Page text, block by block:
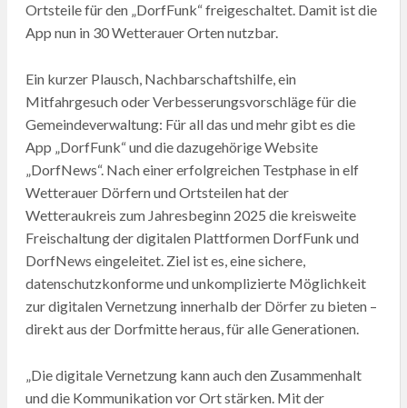
Ortsteile für den „DorfFunk“ freigeschaltet. Damit ist die
App nun in 30 Wetterauer Orten nutzbar.
Ein kurzer Plausch, Nachbarschaftshilfe, ein
Mitfahrgesuch oder Verbesserungsvorschläge für die
Gemeindeverwaltung: Für all das und mehr gibt es die
App „DorfFunk“ und die dazugehörige Website
„DorfNews“. Nach einer erfolgreichen Testphase in elf
Wetterauer Dörfern und Ortsteilen hat der
Wetteraukreis zum Jahresbeginn 2025 die kreisweite
Freischaltung der digitalen Plattformen DorfFunk und
DorfNews eingeleitet. Ziel ist es, eine sichere,
datenschutzkonforme und unkomplizierte Möglichkeit
zur digitalen Vernetzung innerhalb der Dörfer zu bieten –
direkt aus der Dorfmitte heraus, für alle Generationen.
„Die digitale Vernetzung kann auch den Zusammenhalt
und die Kommunikation vor Ort stärken. Mit der